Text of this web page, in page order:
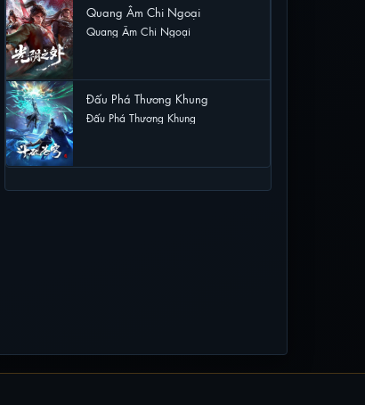
- HD
Quang Âm Chi Ngoại
Quang Âm Chi Ngoại
Đấu Phá Thương Khung
Đấu Phá Thương Khung